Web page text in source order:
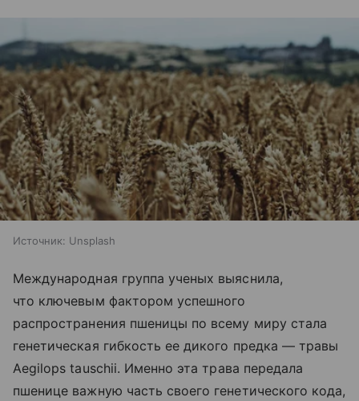
Источник: Unsplash
Международная группа ученых выяснила,
что ключевым фактором успешного
распространения пшеницы по всему миру стала
генетическая гибкость ее дикого предка — травы
Aegilops tauschii. Именно эта трава передала
пшенице важную часть своего генетического кода,